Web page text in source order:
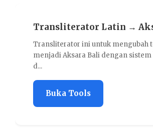
Latin → Aksara Bali
ini untuk mengubah teks Latin
Aksara Bali dengan sistem heuristik
Buka Tools